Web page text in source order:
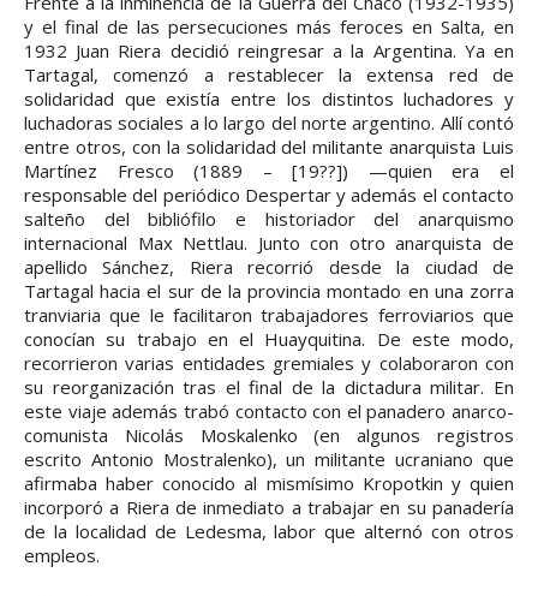
y el final de las persecuciones más feroces en Salta, en
1932 Juan Riera decidió reingresar a la Argentina. Ya en
Tartagal, comenzó a restablecer la extensa red de
solidaridad que existía entre los distintos luchadores y
luchadoras sociales a lo largo del norte argentino. Allí contó
entre otros, con la solidaridad del militante anarquista Luis
Martínez Fresco (1889 – [19??]) —quien era el
responsable del periódico Despertar y además el contacto
salteño del bibliófilo e historiador del anarquismo
internacional Max Nettlau. Junto con otro anarquista de
apellido Sánchez, Riera recorrió desde la ciudad de
Tartagal hacia el sur de la provincia montado en una zorra
tranviaria que le facilitaron trabajadores ferroviarios que
conocían su trabajo en el Huayquitina. De este modo,
recorrieron varias entidades gremiales y colaboraron con
su reorganización tras el final de la dictadura militar. En
este viaje además trabó contacto con el panadero anarco-
comunista Nicolás Moskalenko (en algunos registros
escrito Antonio Mostralenko), un militante ucraniano que
afirmaba haber conocido al mismísimo Kropotkin y quien
incorporó a Riera de inmediato a trabajar en su panadería
de la localidad de Ledesma, labor que alternó con otros
empleos.